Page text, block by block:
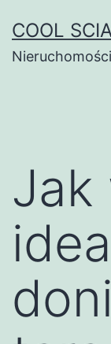
do
treści
COOL
Jak